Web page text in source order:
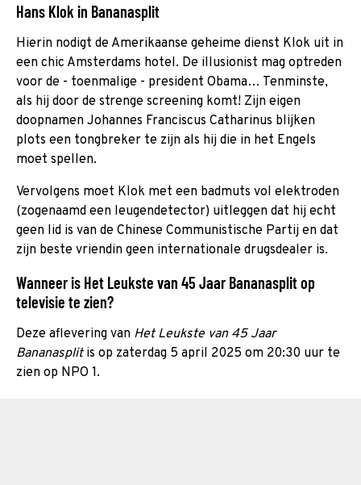
Hans Klok in Bananasplit
Hierin nodigt de Amerikaanse geheime dienst Klok uit in
een chic Amsterdams hotel. De illusionist mag optreden
voor de - toenmalige - president Obama… Tenminste,
als hij door de strenge screening komt! Zijn eigen
doopnamen Johannes Franciscus Catharinus blijken
plots een tongbreker te zijn als hij die in het Engels
moet spellen.
Vervolgens moet Klok met een badmuts vol elektroden
(zogenaamd een leugendetector) uitleggen dat hij echt
geen lid is van de Chinese Communistische Partij en dat
zijn beste vriendin geen internationale drugsdealer is.
Wanneer is Het Leukste van 45 Jaar Bananasplit op
televisie te zien?
Deze aflevering van Het Leukste van 45 Jaar
Bananasplitis op zaterdag 5 april 2025 om 20:30 uur te
zien op NPO 1.